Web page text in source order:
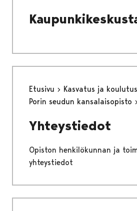
Etusivu
Kasvatus ja koulutus
Porin seudun kansalaisopisto
Yhteystiedot
Opiston henkilökunnan ja
yhteystiedot